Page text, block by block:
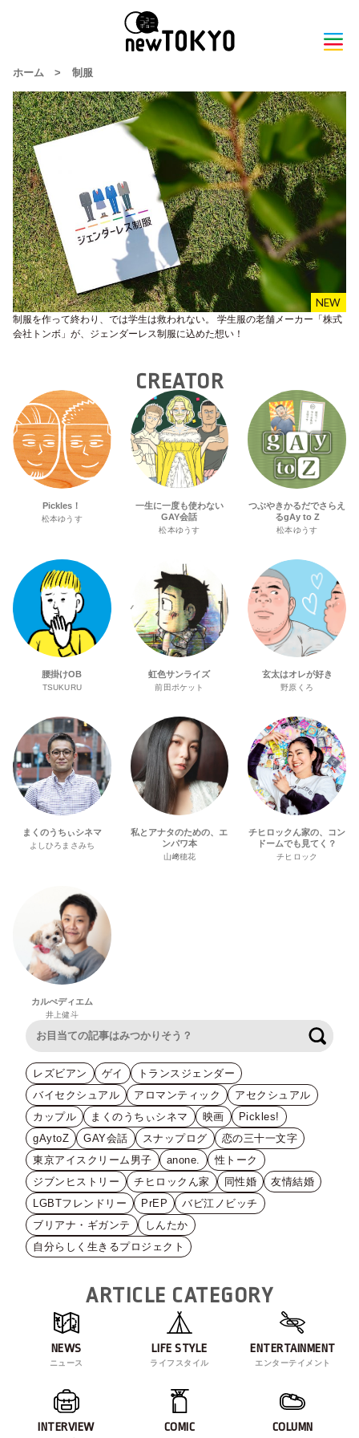
ホーム > 制服
制服を作って終わり、では学生は救われない。 学生服の老舗メーカー「株式
会社トンボ」が、ジェンダーレス制服に込めた想い！
CREATOR
Pickles！
松本ゆうす
一生に一度も使わない
GAY会話
松本ゆうす
つぶやきかるだでさらえ
るgAy to Z
松本ゆうす
腰掛けOB
TSUKURU
虹色サンライズ
前田ポケット
玄太はオレが好き
野原くろ
まくのうちぃシネマ
よしひろまさみち
私とアナタのための、エ
ンパワ本
山﨑穂花
チヒロックん家の、コン
ドームでも見てく？
チヒロック
カルぺディエム
井上健斗
レズビアン ゲイ
トランスジェンダー
バイセクシュアル
アロマンティック
アセクシュアル
カップル
まくのうちぃシネマ 映画
Pickles!
gAytoZ
GAY会話 スナップログ
恋の三十一文字
東京アイスクリーム男子
anone.
性トーク
ジブンヒストリー
チヒロックん家 同性婚
友情結婚
LGBTフレンドリー
PrEP
バビ江ノビッチ
ブリアナ・ギガンテ
しんたか
自分らしく生きるプロジェクト
ARTICLE CATEGORY
NEWS
ニュース
LIFE STYLE
ライフスタイル
ENTERTAINMENT
エンターテイメント
INTERVIEW COMIC COLUMN